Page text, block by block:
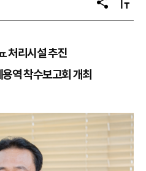
공
유
텍
스
처리시설 추진
역 착수보고회 개최